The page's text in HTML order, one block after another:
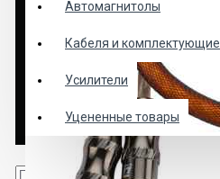
Автомагнитолы
Кабеля и комплектующие
Усилители
Уцененные товары